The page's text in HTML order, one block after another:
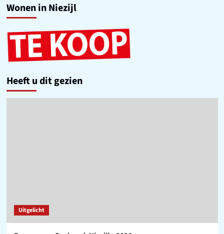
Wonen in Niezijl
Heeft u dit gezien
Uitgelicht